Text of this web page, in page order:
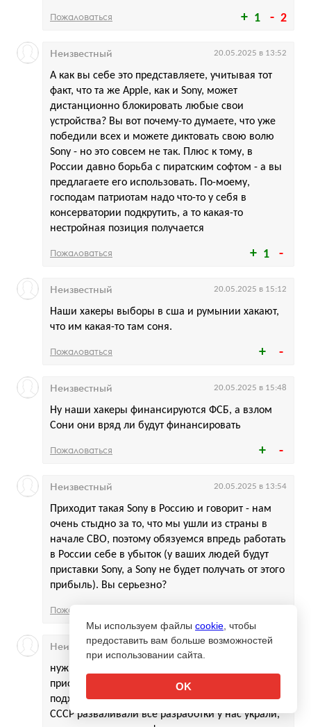
1 2
Пожаловаться
1
А как вы себе это представляете, учитывая тот
факт, что та же Apple, как и Sony, может
дистанционно блокировать любые свои
устройства? Вы вот почему-то думаете, что уже
победили всех и можете диктовать свою волю
Sony - но это совсем не так. Плюс к тому, в
России давно борьба с пиратским софтом - а вы
предлагаете его использовать. По-моему,
господам патриотам надо что-то у себя в
консерватории подкрутить, а то какая-то
нестройная позиция получается
Неизвестный 20.05.2025 в 13:52
Пожаловаться
Наши хакеры выборы в сша и румынии хакают,
что им какая-то там соня.
Неизвестный 20.05.2025 в 15:12
Пожаловаться
Ну наши хакеры финансируются ФСБ, а взлом
Сони они вряд ли будут финансировать
Неизвестный 20.05.2025 в 15:48
Пожаловаться
Приходит такая Sony в Россию и говорит - нам
очень стыдно за то, что мы ушли из страны в
начале СВО, поэтому обязуемся впредь работать
в России себе в убыток (у ваших людей будут
приставки Sony, а Sony не будет получать от этого
прибыль). Вы серьезно?
Неизвестный 20.05.2025 в 13:54
Пожаловаться
нужно повторить вариант Dendy, взяли японскую
приставку, все скопировали и даже картриджи
подходили. Не вижу ничего в этом плохо, когда
СССР разваливали все разработки у нас украли,
Неизвестный 20.05.2025 в 14:20
Мы используем файлы cookie , чтобы
предоставить вам больше возможностей
при использовании сайта.
OK